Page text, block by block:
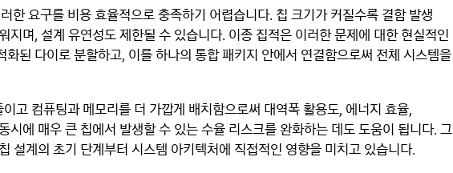
한 요구를 비용 효율적으로 충족하기 어렵습니다. 칩 크기가 커질수록 결함 발생
지며, 설계 유연성도 제한될 수 있습니다. 이종 집적은 이러한 문제에 대한 현실적인
된 다이로 분할하고, 이를 하나의 통합 패키지 안에서 연결함으로써 전체 시스템을
고 컴퓨팅과 메모리를 더 가깝게 배치함으로써 대역폭 활용도, 에너지 효율,
시에 매우 큰 칩에서 발생할 수 있는 수율 리스크를 완화하는 데도 도움이 됩니다. 그
설계의 초기 단계부터 시스템 아키텍처에 직접적인 영향을 미치고 있습니다.